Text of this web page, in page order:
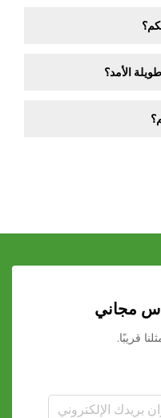
الأمد؟
مجاني
قريبًا.